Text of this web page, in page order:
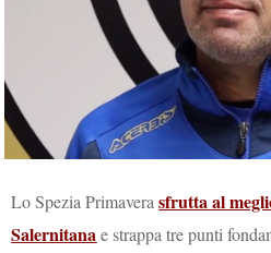
Lo Spezia Primaverasfrutta al
Salernitanae strappa tre punti